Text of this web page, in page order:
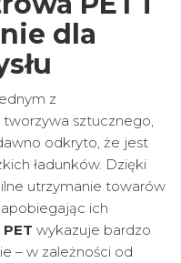
dla
z
sztucznego,
odkryto, że jest
ładunków. Dzięki
utrzymanie towarów
ich
wykazuje bardzo
– w zależności od